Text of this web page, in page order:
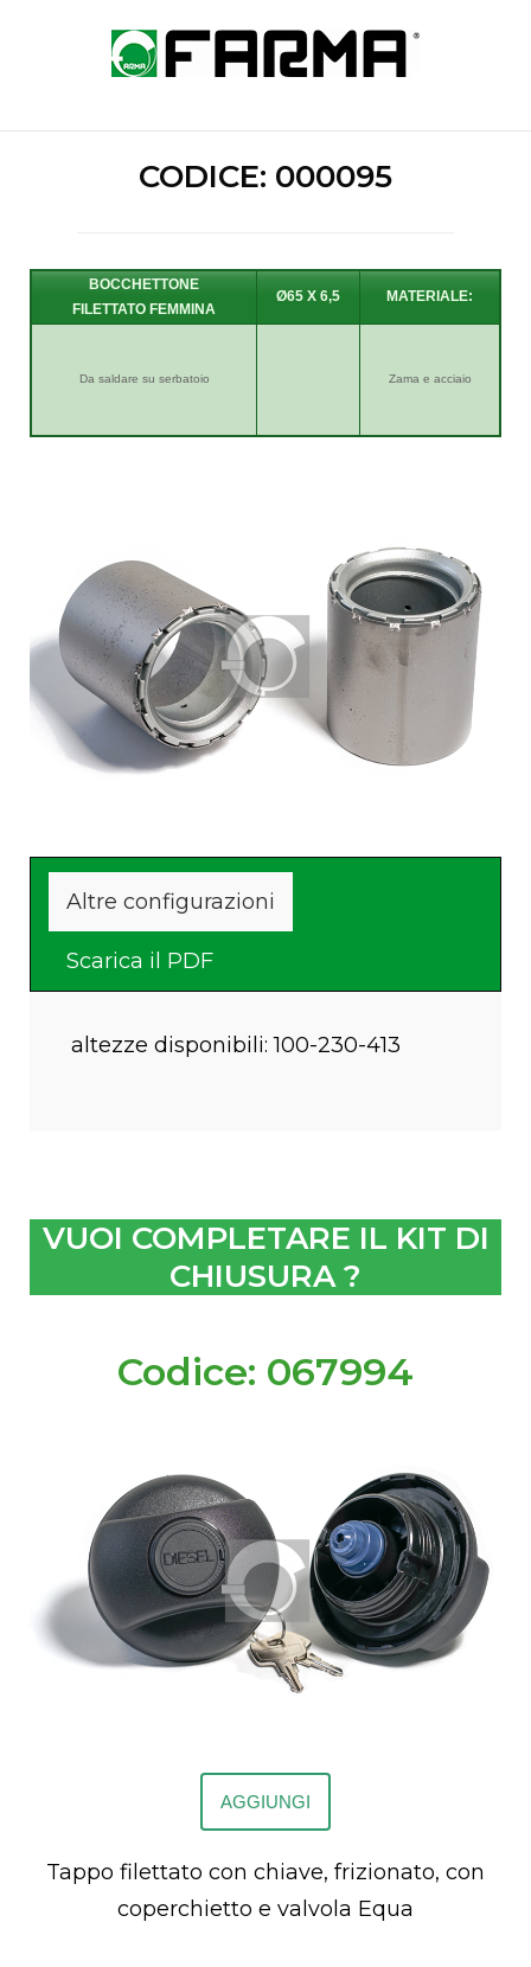
Home
CODICE: 000095
BOCCHETTONE
Da saldare su serbatoio
Altre configurazioni
Scarica il PDF
altezze disponibili: 100-230-413
VUOI COMPLETARE IL KIT DI
CHIUSURA ?
Codice: 067994
AGGIUNGI
Tappo filettato con chiave, frizionato, con
coperchietto e valvola Equa